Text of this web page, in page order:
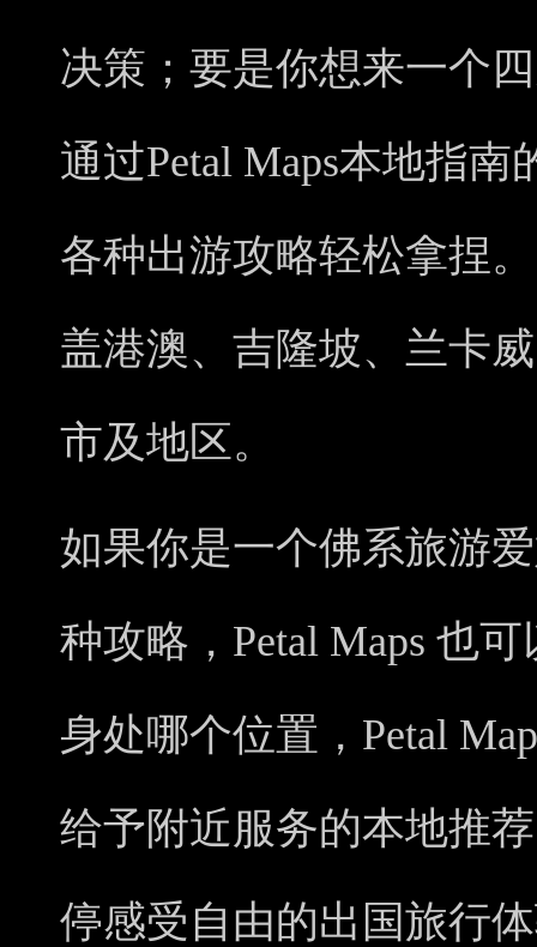
决策；要是你想来一个
通过Petal Maps本地指
各种出游攻略轻松拿捏
盖港澳、吉隆坡、兰卡
市及地区。
如果你是一个佛系旅游
种攻略，Petal Maps 也
身处哪个位置，Petal
给予附近服务的本地推
停感受自由的出国旅行